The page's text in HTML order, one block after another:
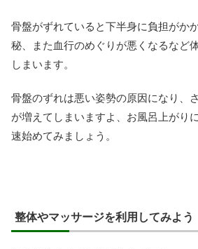
骨盤がずれていると下半身に負担がか
秘、また血行のめぐりが悪くなるなど
しまいます。
骨盤のずれは悪い姿勢の原因になり、
が増えてしまいますよ、お風呂上がり
速始めてみましょう。
整体やマッサージを利用してみよ